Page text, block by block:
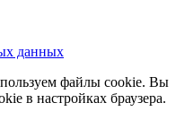
данных
файлы cookie. Вы
в настройках браузера.